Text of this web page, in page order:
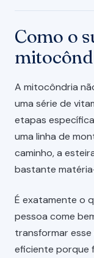
Como o
A mitocôndria
uma série de
etapas
uma linha de
caminho, a
bastante
É exatamente o
pessoa come
transformar
eficiente porque